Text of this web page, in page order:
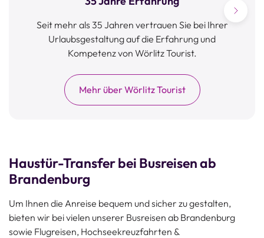
Seit mehr als 35 Jahren vertrauen Sie bei Ihrer
Urlaubsgestaltung auf die Erfahrung und
Kompetenz von Wörlitz Tourist.
Mehr über Wörlitz Tourist
Haustür-Transfer bei Busreisen ab
Brandenburg
Um Ihnen die Anreise bequem und sicher zu gestalten,
bieten wir bei vielen unserer Busreisen ab Brandenburg
sowie Flugreisen, Hochseekreuzfahrten &